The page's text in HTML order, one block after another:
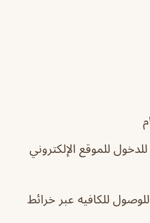
للدخول للموقع الإلكتروني
للوصول للكافيه عبر خرائط